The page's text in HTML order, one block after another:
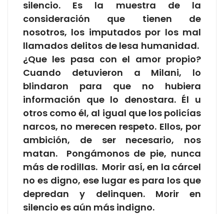
silencio. Es la muestra de la
consideración que tienen de
nosotros, los imputados por los mal
llamados delitos de lesa humanidad.
¿Que les pasa con el amor propio?
Cuando detuvieron a Milani, lo
blindaron para que no hubiera
información que lo denostara. Él u
otros como él, al igual que los policías
narcos, no merecen respeto. Ellos, por
ambición, de ser necesario, nos
matan. Pongámonos de pie, nunca
más de rodillas. Morir así, en la cárcel
no es digno, ese lugar es para los que
depredan y delinquen. Morir en
silencio es aún más indigno.